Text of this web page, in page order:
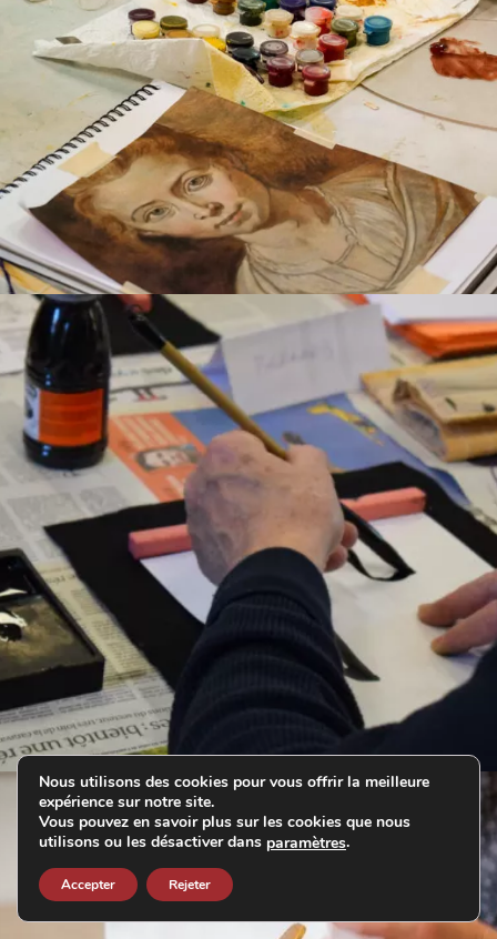
Nous utilisons des cookies pour vous offrir la meilleure
expérience sur notre site.
Vous pouvez en savoir plus sur les cookies que nous
utilisons ou les désactiver dans paramètres.
Accepter Rejeter